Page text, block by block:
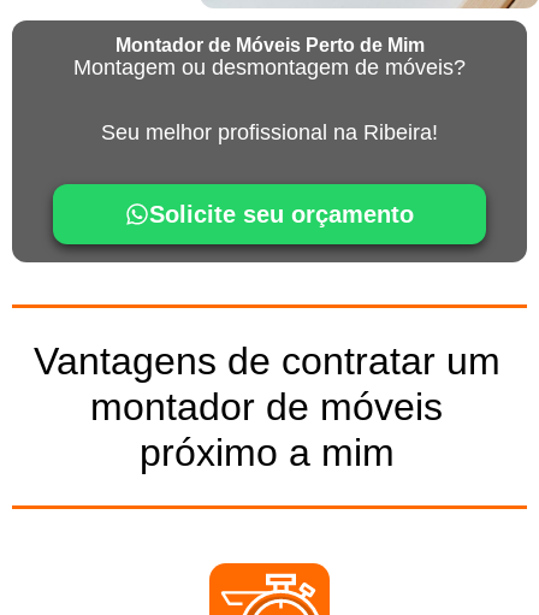
Montador de Móveis Perto de Mim
Montagem ou desmontagem de móveis?
Seu melhor profissional na Ribeira!
Solicite seu orçamento
Vantagens de contratar um
montador de móveis
próximo a mim